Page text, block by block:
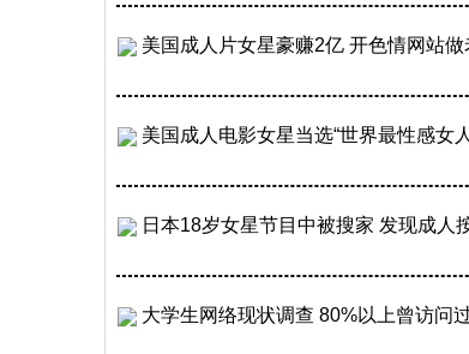
美国成人片女星豪赚2亿 开色情网站做
美国成人电影女星当选“世界最性感女
日本18岁女星节目中被搜家 发现成人
大学生网络现状调查 80%以上曾访问